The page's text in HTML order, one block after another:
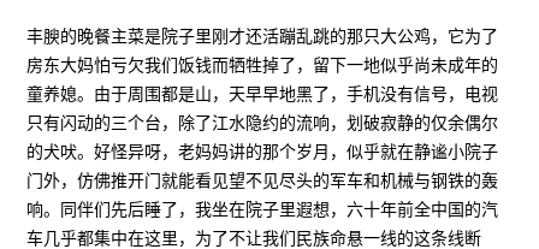
丰腴的晚餐主菜是院子里刚才还活蹦乱跳的那只大公鸡，它为了
房东大妈怕亏欠我们饭钱而牺牲掉了，留下一地似乎尚未成年的
童养媳。由于周围都是山，天早早地黑了，手机没有信号，电视
只有闪动的三个台，除了江水隐约的流响，划破寂静的仅余偶尔
的犬吠。好怪异呀，老妈妈讲的那个岁月，似乎就在静谧小院子
门外，仿佛推开门就能看见望不见尽头的军车和机械与钢铁的轰
响。同伴们先后睡了，我坐在院子里遐想，六十年前全中国的汽
车几乎都集中在这里，为了不让我们民族命悬一线的这条线断